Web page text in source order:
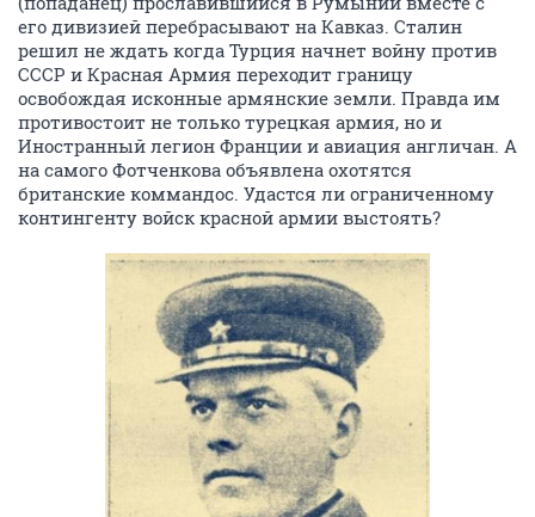
его дивизией перебрасывают на Кавказ. Сталин
решил не ждать когда Турция начнет войну против
СССР и Красная Армия переходит границу
освобождая исконные армянские земли. Правда им
противостоит не только турецкая армия, но и
Иностранный легион Франции и авиация англичан. А
на самого Фотченкова объявлена охотятся
британские коммандос. Удастся ли ограниченному
контингенту войск красной армии выстоять?